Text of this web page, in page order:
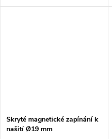
halenkách, šatech, vestách,
Skryté magnetické zapínání k
našití Ø19 mm